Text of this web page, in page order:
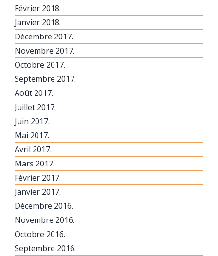
Février 2018.
Janvier 2018.
Décembre 2017.
Novembre 2017.
Octobre 2017.
Septembre 2017.
Août 2017.
Juillet 2017.
Juin 2017.
Mai 2017.
Avril 2017.
Mars 2017.
Février 2017.
Janvier 2017.
Décembre 2016.
Novembre 2016.
Octobre 2016.
Septembre 2016.